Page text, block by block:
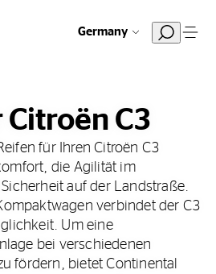
Germany
Citroën C3
für Ihren Citroën C3
die Agilität im
auf der Landstraße.
verbindet der C3
Um eine
bei verschiedenen
fördern, bietet Continental